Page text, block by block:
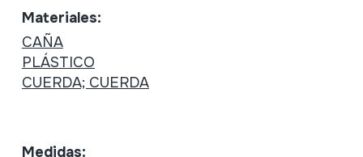
Materiales:
CAÑA
PLÁSTICO
CUERDA; CUERDA
Medidas: